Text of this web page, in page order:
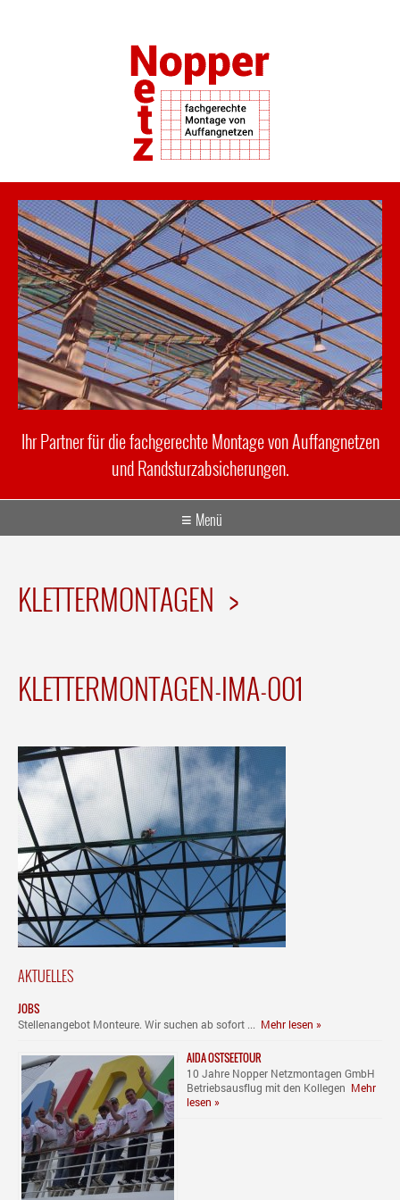
Ihr Partner für die fachgerechte Montage von Auffangnetzen
und Randsturzabsicherungen.
Menü
KLETTERMONTAGEN >
KLETTERMONTAGEN-IMA-001
AKTUELLES
JOBS
Stellenangebot Monteure. Wir suchen ab sofort ... Mehr lesen »
AIDA OSTSEETOUR
10 Jahre Nopper Netzmontagen GmbH
Betriebsausflug mit den Kollegen Mehr
lesen »